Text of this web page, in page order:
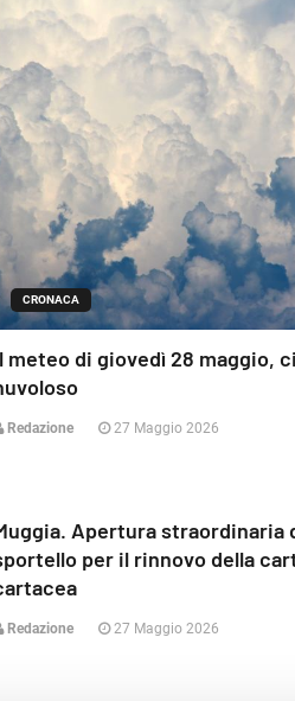
CRONACA
meteo di giovedì 28 maggio,
Redazione 27 Maggio 2026
Apertura straordinaria
per il rinnovo della
Redazione 27 Maggio 2026